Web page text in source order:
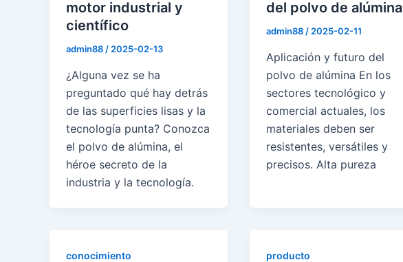
motor industrial y
científico
admin88 / 2025-02-13
¿Alguna vez se ha
preguntado qué hay detrás
de las superficies lisas y la
tecnología punta? Conozca
el polvo de alúmina, el
héroe secreto de la
industria y la tecnología.
del polvo de alúmina
admin88 / 2025-02-11
Aplicación y futuro del
polvo de alúmina En los
sectores tecnológico y
comercial actuales, los
materiales deben ser
resistentes, versátiles y
precisos. Alta pureza
conocimiento producto